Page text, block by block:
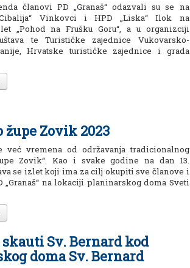
članovi PD „Granaš“ odazvali su se na
Vinkovci i HPD „Liska“ Ilok na
„Pohod na Frušku Goru“, a u organizciji
te Turističke zajednice Vukovarsko-
Hrvatske turističke zajednice i grada
župe Zovik 2023
već vremena od održavanja tradicionalnog
Zovik“. Kao i svake godine na dan 13.
se izlet koji ima za cilj okupiti sve članove i
„Granaš“ na lokaciji planinarskog doma Sveti
Sv. Bernard kod
doma Sv. Bernard